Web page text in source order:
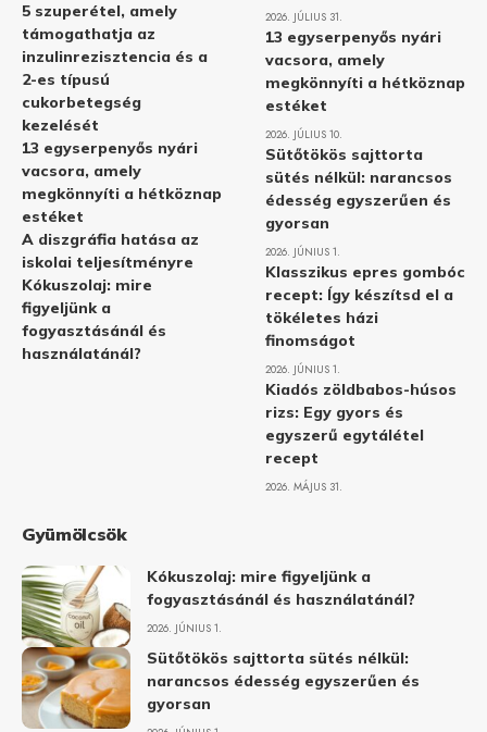
5 szuperétel, amely
támogathatja az
inzulinrezisztencia és a
2-es típusú
cukorbetegség
kezelését
13 egyserpenyős nyári
vacsora, amely
megkönnyíti a hétköznap
estéket
A diszgráfia hatása az
iskolai teljesítményre
Kókuszolaj: mire
figyeljünk a
fogyasztásánál és
használatánál?
2026. JÚLIUS 31.
13 egyserpenyős nyári
vacsora, amely
megkönnyíti a hétköznap
estéket
2026. JÚLIUS 10.
Sütőtökös sajttorta
sütés nélkül: narancsos
édesség egyszerűen és
gyorsan
2026. JÚNIUS 1.
Klasszikus epres gombóc
recept: Így készítsd el a
tökéletes házi
finomságot
2026. JÚNIUS 1.
Kiadós zöldbabos-húsos
rizs: Egy gyors és
egyszerű egytálétel
recept
2026. MÁJUS 31.
Gyümölcsök
Kókuszolaj: mire figyeljünk a
fogyasztásánál és használatánál?
2026. JÚNIUS 1.
Sütőtökös sajttorta sütés nélkül:
narancsos édesség egyszerűen és
gyorsan